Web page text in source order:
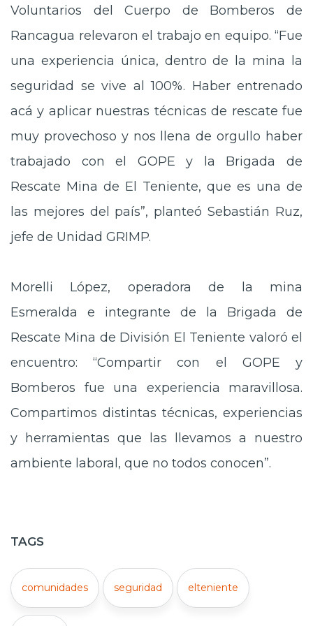
Voluntarios del Cuerpo de Bomberos de
Rancagua relevaron el trabajo en equipo. “Fue
una experiencia única, dentro de la mina la
seguridad se vive al 100%. Haber entrenado
acá y aplicar nuestras técnicas de rescate fue
muy provechoso y nos llena de orgullo haber
trabajado con el GOPE y la Brigada de
Rescate Mina de El Teniente, que es una de
las mejores del país”, planteó Sebastián Ruz,
jefe de Unidad GRIMP.
Morelli López, operadora de la mina
Esmeralda e integrante de la Brigada de
Rescate Mina de División El Teniente valoró el
encuentro: “Compartir con el GOPE y
Bomberos fue una experiencia maravillosa.
Compartimos distintas técnicas, experiencias
y herramientas que las llevamos a nuestro
ambiente laboral, que no todos conocen”.
TAGS
comunidades seguridad elteniente